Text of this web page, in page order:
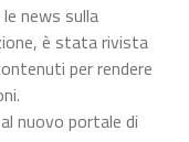
news sulla
è stata rivista
per rendere
nuovo portale di